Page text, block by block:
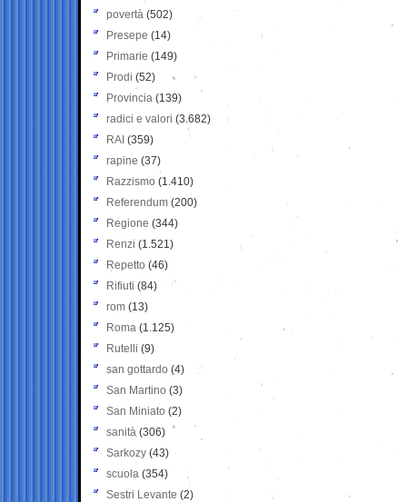
povertà (502)
Presepe (14)
Primarie (149)
Prodi (52)
Provincia (139)
radici e valori (3.682)
RAI (359)
rapine (37)
Razzismo (1.410)
Referendum (200)
Regione (344)
Renzi (1.521)
Repetto (46)
Rifiuti (84)
rom (13)
Roma (1.125)
Rutelli (9)
san gottardo (4)
San Martino (3)
San Miniato (2)
sanità (306)
Sarkozy (43)
scuola (354)
Sestri Levante (2)